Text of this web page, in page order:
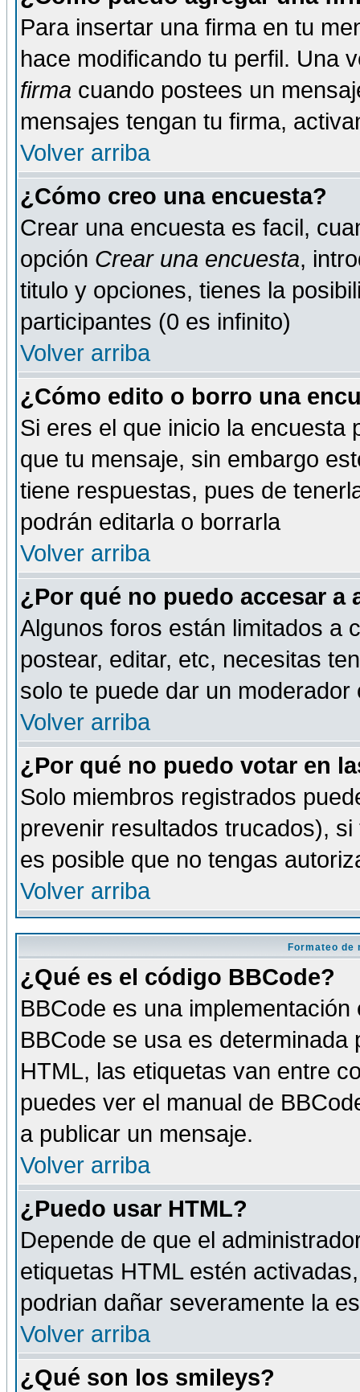
Para insertar una firma en tu
hace modificando tu perfil. Una
firma cuando postees un
mensajes tengan tu firma,
Volver arriba
¿Cómo creo una encuesta?
Crear una encuesta es facil,
opción Crear una encuesta,
titulo y opciones, tienes la
participantes (0 es infinito)
Volver arriba
¿Cómo edito o borro una
Si eres el que inicio la encuesta
que tu mensaje, sin embargo
tiene respuestas, pues de
podrán editarla o borrarla
Volver arriba
¿Por qué no puedo accesar a
Algunos foros están limitados a
postear, editar, etc, necesitas
solo te puede dar un
Volver arriba
¿Por qué no puedo votar en
Solo miembros registrados
prevenir resultados trucados),
es posible que no tengas
Volver arriba
Formateo de
¿Qué es el código BBCode?
BBCode es una
BBCode se usa es
HTML, las etiquetas van entre
puedes ver el manual de
a publicar un mensaje.
Volver arriba
¿Puedo usar HTML?
Depende de que el
etiquetas HTML estén
podrian dañar severamente la
Volver arriba
¿Qué son los smileys?